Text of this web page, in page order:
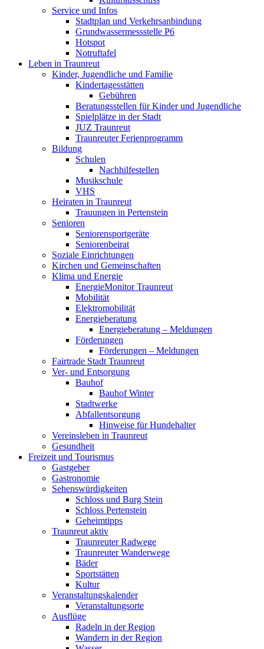
Service und Infos
Stadtplan und Verkehrsanbindung
Grundwassermessstelle P6
Hotspot
Notruftafel
Leben in Traunreut
Kinder, Jugendliche und Familie
Kindertagesstätten
Gebühren
Beratungsstellen für Kinder und Jugendliche
Spielplätze in der Stadt
JUZ Traunreut
Traunreuter Ferienprogramm
Bildung
Schulen
Nachhilfestellen
Musikschule
VHS
Heiraten in Traunreut
Trauungen in Pertenstein
Senioren
Seniorensportgeräte
Seniorenbeirat
Soziale Einrichtungen
Kirchen und Gemeinschaften
Klima und Energie
EnergieMonitor Traunreut
Mobilität
Elektromobilität
Energieberatung
Energieberatung – Meldungen
Förderungen
Förderungen – Meldungen
Fairtrade Stadt Traunreut
Ver- und Entsorgung
Bauhof
Bauhof Winter
Stadtwerke
Abfallentsorgung
Hinweise für Hundehalter
Vereinsleben in Traunreut
Gesundheit
Freizeit und Tourismus
Gastgeber
Gastronomie
Sehenswürdigkeiten
Schloss und Burg Stein
Schloss Pertenstein
Geheimtipps
Traunreut aktiv
Traunreuter Radwege
Traunreuter Wanderwege
Bäder
Sportstätten
Kultur
Veranstaltungskalender
Veranstaltungsorte
Ausflüge
Radeln in der Region
Wandern in der Region